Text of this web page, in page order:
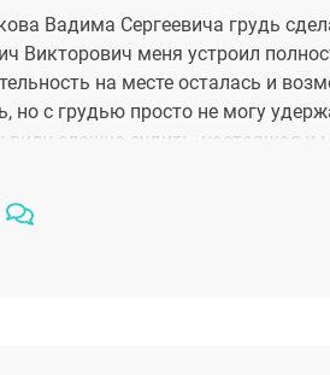
Вадима Сергеевича грудь
Викторович меня устроил
на месте осталась и
но с грудью просто не могу
сложно судить, настоящая у